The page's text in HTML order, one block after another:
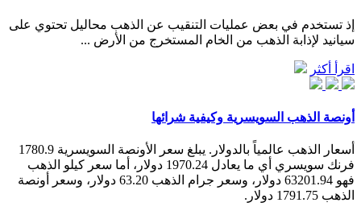
إذ تستخدم في بعض عمليات التنقيب عن الذهب محاليل تحتوي على
سيانيد لإذابة الذهب من الخام المستخرج من الأرض ...
اقرأ أكثر
أونصة الذهب السويسرية وكيفية شرائها
أسعار الذهب عالمياً بالدولار. يبلغ سعر الأونصة السويسرية 1780.9
فرنك سويسري أي ما يعادل 1970.24 دولار، أما سعر كيلو الذهب
فهو 63201.94 دولار، وسعر جرام الذهب 63.20 دولار، وسعر أونصة
الذهب 1791.75 دولار.